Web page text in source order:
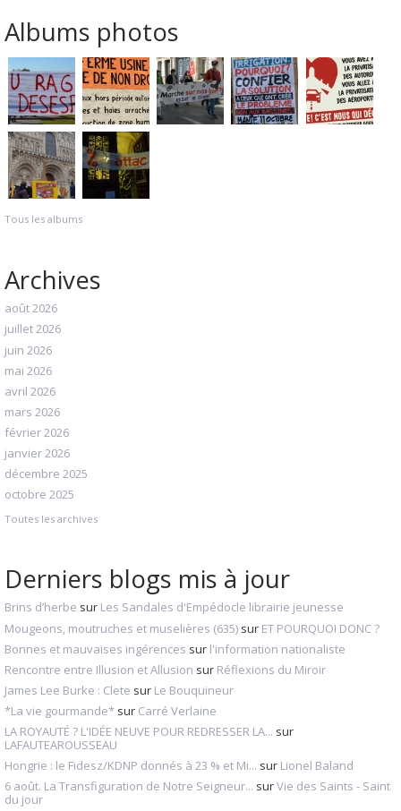
Albums photos
Tous les albums
Archives
août 2026
juillet 2026
juin 2026
mai 2026
avril 2026
mars 2026
février 2026
janvier 2026
décembre 2025
octobre 2025
Toutes les archives
Derniers blogs mis à jour
Brins d’herbe sur Les Sandales d'Empédocle librairie jeunesse
Mougeons, moutruches et muselières (635) sur ET POURQUOI DONC ?
Bonnes et mauvaises ingérences sur l'information nationaliste
Rencontre entre Illusion et Allusion sur Réflexions du Miroir
James Lee Burke : Clete sur Le Bouquineur
*La vie gourmande* sur Carré Verlaine
LA ROYAUTÉ ? L'IDÉE NEUVE POUR REDRESSER LA... sur
LAFAUTEAROUSSEAU
Hongrie : le Fidesz/KDNP donnés à 23 % et Mi... sur Lionel Baland
6 août. La Transfiguration de Notre Seigneur... surVie des Saints - Saint
du jour